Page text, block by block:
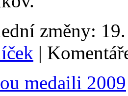
změny:
|
medaili 2009